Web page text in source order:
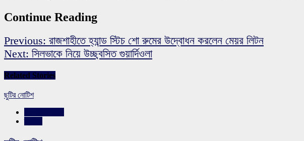
Continue Reading
Previous: রাজশাহীতে হ্যান্ড স্টিচ শো রুমের উদ্বোধন করলেন মেয়র লিটন
Next: সিলভাকে নিয়ে উচ্ছ্বসিত গুয়ার্দিওলা
Related Stories
ছুটির নোটিশ